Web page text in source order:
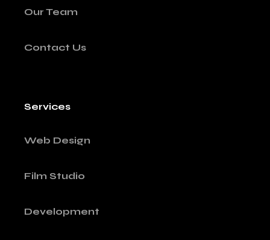
Our Team
Contact Us
Services
Web Design
Film Studio
Development